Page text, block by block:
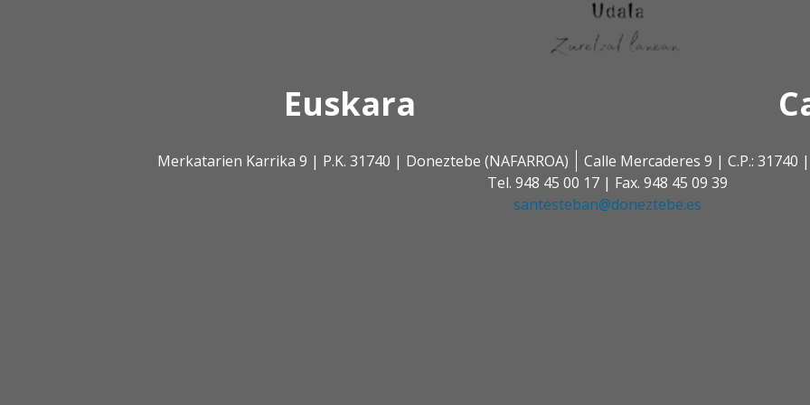
Euskara
Merkatarien Karrika 9 | P.K. 31740 | Doneztebe (NAFARROA)
Calle Mercaderes 9 | C.P.:
Tel. 948 45 00 17 | Fax. 948 45 09 39
santesteban@doneztebe.es